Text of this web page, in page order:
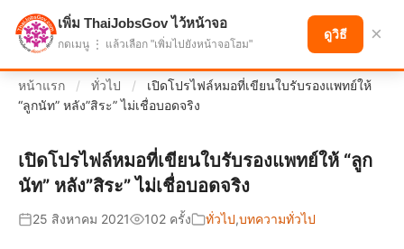
แบ่งปันโอกาส เพื่ออนาคตที่ก้าวหน้า
หน้าแรก / ทั่วไป /
เปิดโปรไฟล์หมอที่เขียนใบรับรองแพทย์ให้
“ลูกนัท” หลัง”สิระ” ไม่เชื่อบอดจริง
เปิดโปรไฟล์หมอที่เขียนใบรับรองแพทย์ให้ “ลูก
นัท” หลัง”สิระ” ไม่เชื่อบอดจริง
25 สิงหาคม 2021 102 ครั้ง ทั่วไป,บทความทั่วไป
เพิ่ม ThaiJobsGov ไว้หน้าจอ
กดเมนู ⋮ แล้วเลือก "เพิ่มไปยังหน้าจอโฮม"
ดูวิธี ×